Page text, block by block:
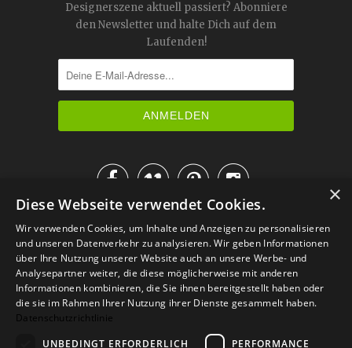
Designerszene aktuell passiert? Abonniere
den Newsletter und halte Dich auf dem
Laufenden!

IM KATALOG BLÄTTERN
×
Diese Webseite verwendet Cookies.
Wir verwenden Cookies, um Inhalte und Anzeigen zu personalisieren
und unseren Datenverkehr zu analysieren. Wir geben Informationen
über Ihre Nutzung unserer Website auch an unsere Werbe- und
Analysepartner weiter, die diese möglicherweise mit anderen
Informationen kombinieren, die Sie ihnen bereitgestellt haben oder
die sie im Rahmen Ihrer Nutzung ihrer Dienste gesammelt haben.
Datenschutzrichtlinie
UNBEDINGT ERFORDERLICH
PERFORMANCE